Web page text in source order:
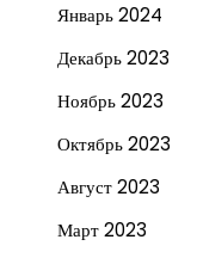
Январь 2024
Декабрь 2023
Ноябрь 2023
Октябрь 2023
Август 2023
Март 2023